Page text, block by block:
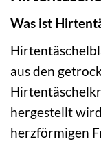
Was ist
aus den
hergestellt
herzförmigen